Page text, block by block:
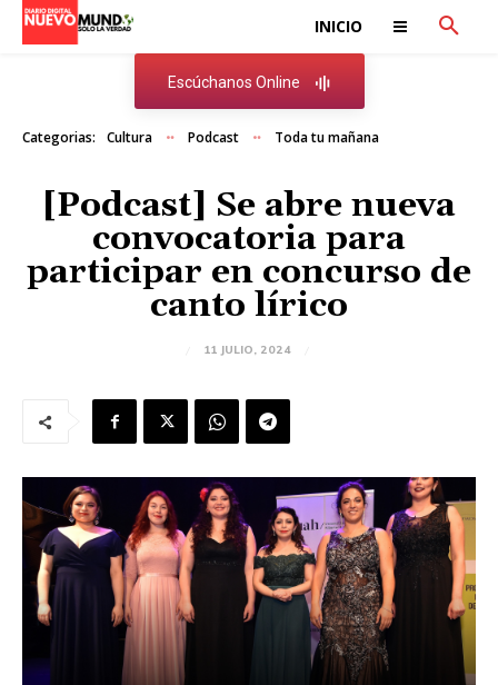
INICIO
Escúchanos Online
Categorias: Cultura Podcast Toda tu mañana
[Podcast] Se abre nueva
convocatoria para
participar en concurso de
canto lírico
11 JULIO, 2024